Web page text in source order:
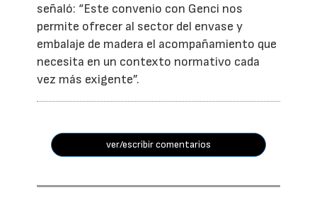
señaló: “Este convenio con Genci nos
permite ofrecer al sector del envase y
embalaje de madera el acompañamiento que
necesita en un contexto normativo cada
vez más exigente”.
ver/escribir comentarios